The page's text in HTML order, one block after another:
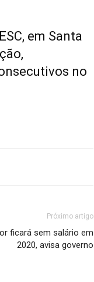
em Santa
no
Próximo artigo
ficará sem salário em
2020, avisa governo